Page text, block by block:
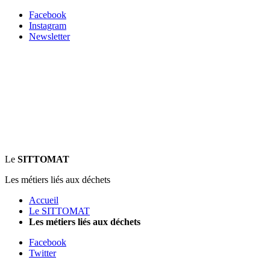
Facebook
Instagram
Newsletter
Le SITTOMAT
Les métiers liés aux déchets
Accueil
Le SITTOMAT
Les métiers liés aux déchets
Facebook
Twitter